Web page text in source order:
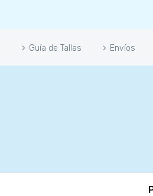
Guía de Tallas Envíos